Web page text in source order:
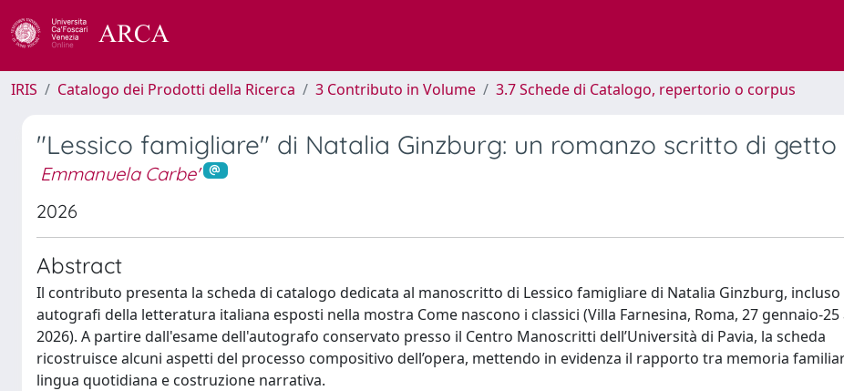
IRIS Catalogo dei Prodotti della Ricerca 3 Contributo in Volume 3.7 Schede di Catalogo, repertorio o corpus
"Lessico famigliare" di Natalia Ginzburg: un romanzo scritto di getto
Emmanuela Carbe'
2026
Abstract
Il contributo presenta la scheda di catalogo dedicata al manoscritto di Lessico famigliare di Natalia Ginzburg,
autografi della letteratura italiana esposti nella mostra Come nascono i classici (Villa Farnesina, Roma, 27 gennaio-
2026). A partire dall'esame dell'autografo conservato presso il Centro Manoscritti dell’Università di Pavia, la scheda
ricostruisce alcuni aspetti del processo compositivo dell’opera, mettendo in evidenza il rapporto tra memoria
lingua quotidiana e costruzione narrativa.